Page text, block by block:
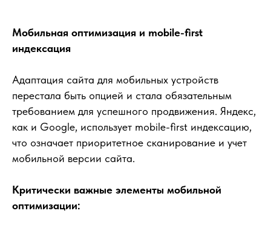
Мобильная оптимизация и mobile-first
индексация
Адаптация сайта для мобильных устройств
перестала быть опцией и стала обязательным
требованием для успешного продвижения. Яндекс,
как и Google, использует mobile-first индексацию,
что означает приоритетное сканирование и учет
мобильной версии сайта.
Критически важные элементы мобильной
оптимизации: